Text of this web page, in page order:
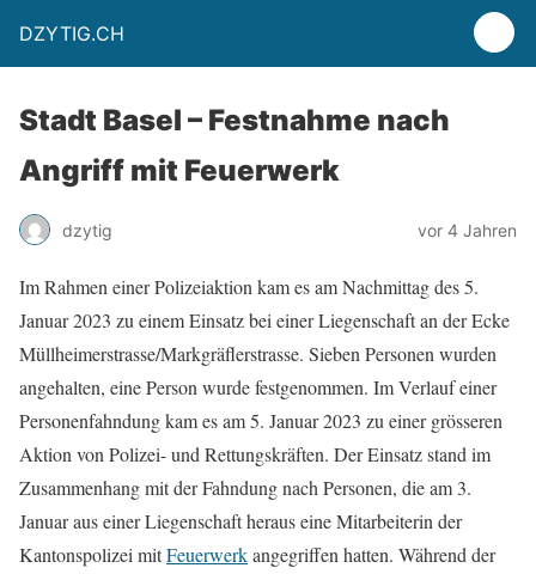
DZYTIG.CH
Stadt Basel – Festnahme nach
Angriff mit Feuerwerk
dzytig vor 4 Jahren
Im Rahmen einer Polizeiaktion kam es am Nachmittag des 5.
Januar 2023 zu einem Einsatz bei einer Liegenschaft an der Ecke
Müllheimerstrasse/Markgräflerstrasse. Sieben Personen wurden
angehalten, eine Person wurde festgenommen. Im Verlauf einer
Personenfahndung kam es am 5. Januar 2023 zu einer grösseren
Aktion von Polizei- und Rettungskräften. Der Einsatz stand im
Zusammenhang mit der Fahndung nach Personen, die am 3.
Januar aus einer Liegenschaft heraus eine Mitarbeiterin der
Kantonspolizei mitFeuerwerkangegriffen hatten. Während der